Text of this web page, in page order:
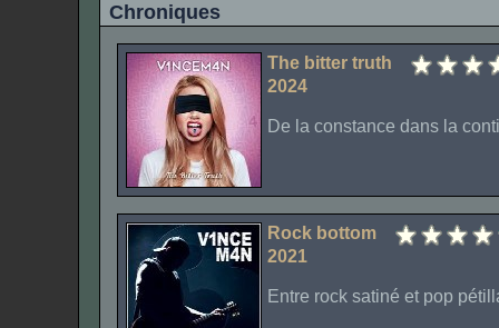
Chroniques
The bitter truth
2024
De la constance dans la
Rock bottom
2021
Entre rock satiné et pop